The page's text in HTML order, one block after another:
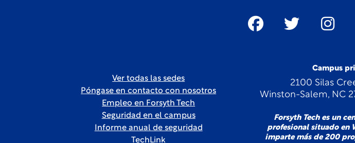
Campus
2100 Silas
Winston-Salem, NC
Forsyth Tech es un
profesional situado en
imparte más de 200
Ver todas las sedes
Póngase en contacto con nosotros
Empleo en Forsyth Tech
Seguridad en el campus
Informe anual de seguridad
TechLink